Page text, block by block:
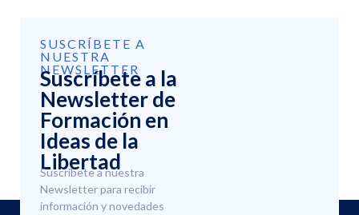
SUSCRÍBETE A
NUESTRA
NEWSLETTER
Suscríbete a la
Newsletter de
Formación en
Ideas de la
Libertad
Suscríbete a nuestra
Newsletter para recibir
información y novedades